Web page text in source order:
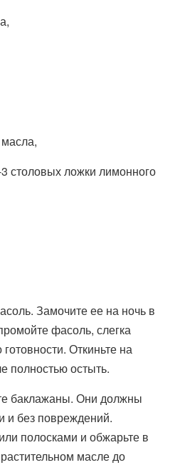
столовых ложки лимонного
Замочите ее на ночь в
фасоль, слегка
Откиньте на
полностью остыть.
баклажаны. Они должны
и без повреждений.
полосками и обжарьте в
масле до